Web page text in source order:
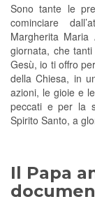
Sono tante le
cominciare
Margherita Maria
giornata, che
Gesù, io ti offro
della Chiesa, in
azioni, le gioie e
peccati e per la
Spirito Santo, a
Il Papa